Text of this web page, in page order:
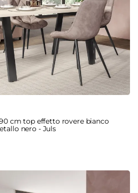
cm top effetto rovere bianco
nero - Juls